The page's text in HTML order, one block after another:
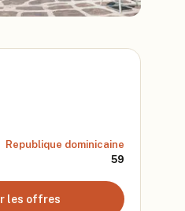
Republique dominicaine
59
les offres